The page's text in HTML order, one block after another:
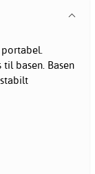
basen. Basen